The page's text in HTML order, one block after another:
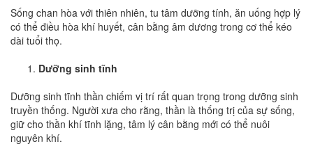
Sống chan hòa với thiên nhiên, tu tâm dưỡng tính, ăn uống hợp lý
có thể điều hòa khí huyết, cân bằng âm dương trong cơ thể kéo
dài tuổi thọ.
Dưỡng sinh tĩnh
Dưỡng sinh tĩnh thần chiếm vị trí rất quan trọng trong dưỡng sinh
truyền thống. Người xưa cho rằng, thần là thống trị của sự sống,
giữ cho thần khí tĩnh lặng, tâm lý cân bằng mới có thể nuôi
nguyên khí.